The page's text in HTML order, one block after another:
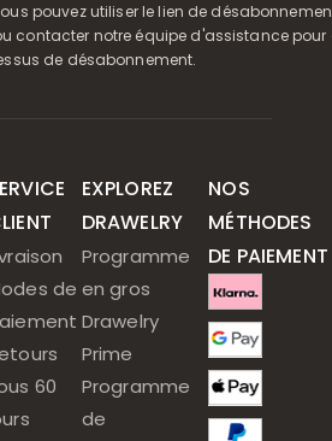
pouvez utiliser le lien de
contacter notre équipe d'assistance pour
de désabonnement.
de
60
EXPLOREZ
DRAWELRY
Programme
en gros
Drawelry
Prime
Programme
de
NOS
MÉTHODES
DE PAIEMENT